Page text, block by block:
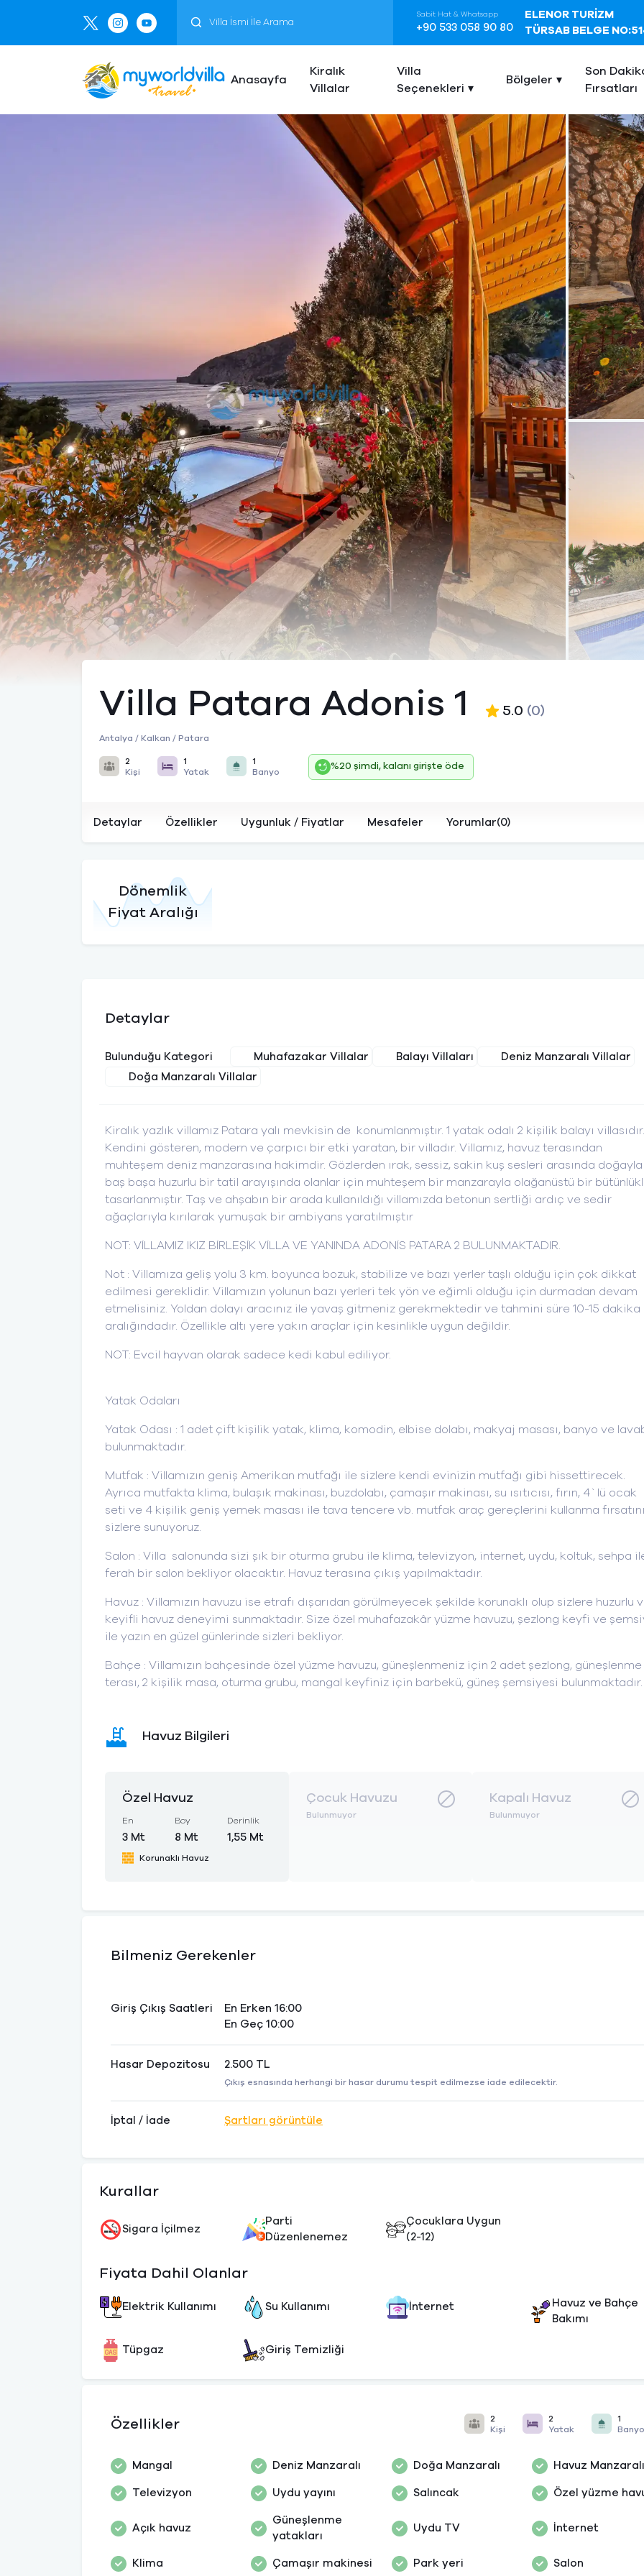
Sabit Hat & Whatsapp
+90 533 058 90 80
ELENOR TURİZM
TÜRSAB BELGE
Anasayfa
Kiralık
Villalar
Villa
Seçenekleri
Bölgeler
Son
Fırsatları
Villa Patara Adonis 1
Antalya / Kalkan / Patara
5.0 (0)
2
Kişi
1
Yatak
1
Banyo
%20 şimdi, kalanı girişte öde
Detaylar Özellikler Uygunluk / Fiyatlar Mesafeler Yorumlar(0)
Dönemlik
Fiyat Aralığı
Detaylar
Bulunduğu Kategori Muhafazakar Villalar Balayı Villaları
Deniz Manzaralı Villalar
Doğa Manzaralı Villalar
Kiralık yazlık villamız Patara yalı mevkisin de konumlanmıştır. 1 yatak odalı 2 kişilik balayı villasıdır.
Kendini gösteren, modern ve çarpıcı bir etki yaratan, bir villadır. Villamız, havuz terasından
muhteşem deniz manzarasına hakimdir. Gözlerden ırak, sessiz, sakin kuş sesleri arasında doğayla
baş başa huzurlu bir tatil arayışında olanlar için muhteşem bir manzarayla olağanüstü bir
tasarlanmıştır. Taş ve ahşabın bir arada kullanıldığı villamızda betonun sertliği ardıç ve sedir
ağaçlarıyla kırılarak yumuşak bir ambiyans yaratılmıştır
NOT: VİLLAMIZ IKIZ BİRLEŞİK VİLLA VE YANINDA ADONİS PATARA 2 BULUNMAKTADIR.
Not : Villamıza geliş yolu 3 km. boyunca bozuk, stabilize ve bazı yerler taşlı olduğu için çok dikkat
edilmesi gereklidir. Villamızın yolunun bazı yerleri tek yön ve eğimli olduğu için durmadan devam
etmelisiniz. Yoldan dolayı aracınız ile yavaş gitmeniz gerekmektedir ve tahmini süre 10-15 dakika
aralığındadır. Özellikle altı yere yakın araçlar için kesinlikle uygun değildir.
NOT: Evcil hayvan olarak sadece kedi kabul ediliyor.
Yatak Odaları
Yatak Odası : 1 adet çift kişilik yatak, klima, komodin, elbise dolabı, makyaj masası, banyo ve
bulunmaktadır.
Mutfak : Villamızın geniş Amerikan mutfağı ile sizlere kendi evinizin mutfağı gibi hissettirecek.
Ayrıca mutfakta klima, bulaşık makinası, buzdolabı, çamaşır makinası, su ısıtıcısı, fırın, 4`lü ocak
seti ve 4 kişilik geniş yemek masası ile tava tencere vb. mutfak araç gereçlerini kullanma
sizlere sunuyoruz.
Salon : Villa salonunda sizi şık bir oturma grubu ile klima, televizyon, internet, uydu, koltuk, sehpa
ferah bir salon bekliyor olacaktır. Havuz terasına çıkış yapılmaktadır.
Havuz : Villamızın havuzu ise etrafı dışarıdan görülmeyecek şekilde korunaklı olup sizlere huzurlu
keyifli havuz deneyimi sunmaktadır. Size özel muhafazakâr yüzme havuzu, şezlong keyfi ve
ile yazın en güzel günlerinde sizleri bekliyor.
Bahçe : Villamızın bahçesinde özel yüzme havuzu, güneşlenmeniz için 2 adet şezlong, güneşlenme
terası, 2 kişilik masa, oturma grubu, mangal keyfiniz için barbekü, güneş şemsiyesi bulunmaktadır.
Havuz Bilgileri
Özel Havuz
En
3 Mt
Boy
8 Mt
Derinlik
1,55 Mt
Korunaklı Havuz
Çocuk Havuzu
Bulunmuyor
Kapalı Havuz
Bulunmuyor
Bilmeniz Gerekenler
Giriş Çıkış Saatleri
En Erken 16:00
En Geç 10:00
Hasar Depozitosu 2.500 TL
Çıkış esnasında herhangi bir hasar durumu tespit edilmezse iade edilecektir.
İptal / İade Şartları görüntüle
Kurallar
Sigara İçilmez
Parti
Düzenlenemez
Çocuklara Uygun
(2-12)
Fiyata Dahil Olanlar
Elektrik Kullanımı Su Kullanımı İnternet
Havuz ve Bahçe
Bakımı
Tüpgaz Giriş Temizliği
Özellikler
2
Kişi
2
Yatak
1
Banyo
Mangal Deniz Manzaralı Doğa Manzaralı Havuz Manzaralı
Televizyon Uydu yayını Salıncak Özel yüzme
Açık havuz
Güneşlenme
yatakları
Uydu TV İnternet
Klima Çamaşır makinesi Park yeri Salon